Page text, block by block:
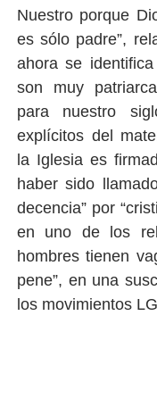
Nuestro porque
es sólo padre”,
ahora se identifi
son muy
para nuestro
explícitos del
la Iglesia es
haber sido
decencia” por
en uno de los
hombres tienen
pene”, en una
los movimientos